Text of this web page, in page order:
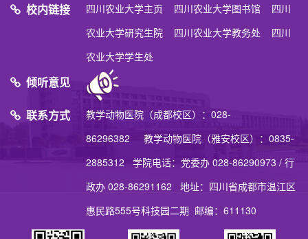
校内链接 四川农业大学主页 四川农业大学图书馆
四川
农业大学研究生院
四川农业大学教务处
四川
农业大学学生处
倾听意见
联系方式
教学动物医院（成都校区）：028-
86296382 教学动物医院（雅安校区）：0835-
2885312 学院电话：党委办 028-86290973 / 行
政办 028-86291162 地址：四川省成都市温江区
惠民路555号科技园二期 邮编：611130